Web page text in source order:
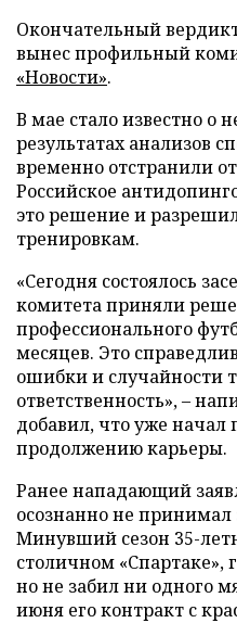
Окончательный
вынес профильный
«Новости».
В мае стало известно о
результатах анализов
временно отстранили
Российское
это решение и
тренировкам.
«Сегодня состоялось
комитета приняли
профессионального
месяцев. Это
ошибки и случайности
ответственность», –
добавил, что уже начал
продолжению карьеры.
Ранее нападающий
осознанно не
Минувший сезон 35-
столичном «Спартаке»,
но не забил ни одного
июня его контракт с